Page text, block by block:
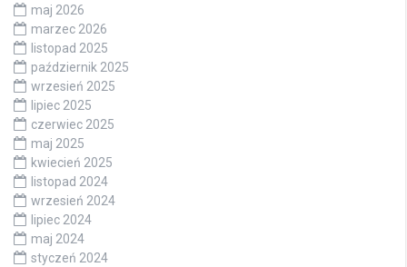
maj 2026
marzec 2026
listopad 2025
październik 2025
wrzesień 2025
lipiec 2025
czerwiec 2025
maj 2025
kwiecień 2025
listopad 2024
wrzesień 2024
lipiec 2024
maj 2024
styczeń 2024